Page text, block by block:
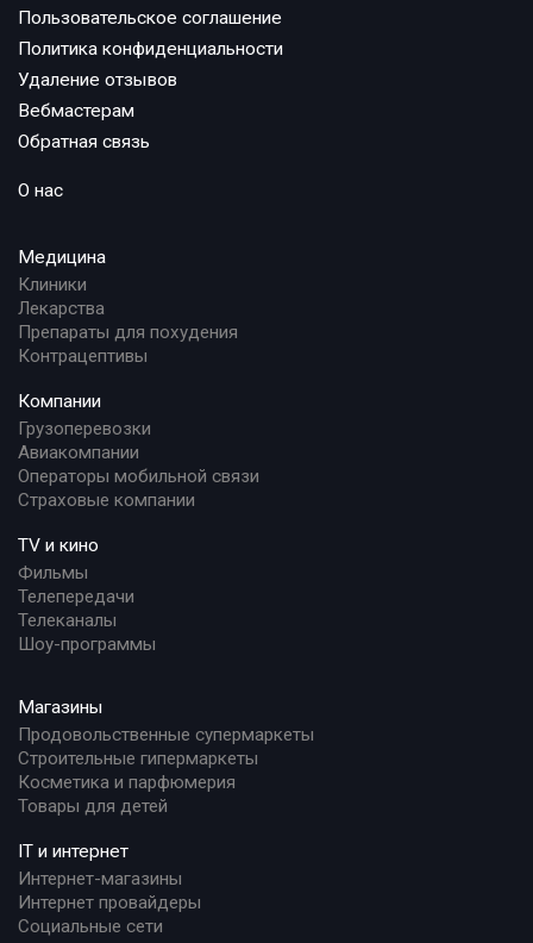
Пользовательское соглашение
Политика конфиденциальности
Удаление отзывов
Вебмастерам
Обратная связь
О нас
Медицина
Клиники
Лекарства
Препараты для похудения
Контрацептивы
Компании
Грузоперевозки
Авиакомпании
Операторы мобильной связи
Страховые компании
TV и кино
Фильмы
Телепередачи
Телеканалы
Шоу-программы
Магазины
Продовольственные супермаркеты
Строительные гипермаркеты
Косметика и парфюмерия
Товары для детей
IT и интернет
Интернет-магазины
Интернет провайдеры
Социальные сети